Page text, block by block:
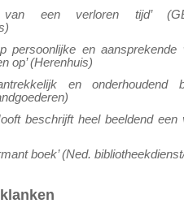
van een verloren tijd’
persoonlijke en
op’ (Herenhuis)
en onderhoudend
beschrijft heel beeldend een
boek’ (Ned.